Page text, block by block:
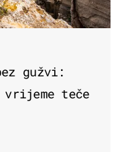
gužvi:
teče